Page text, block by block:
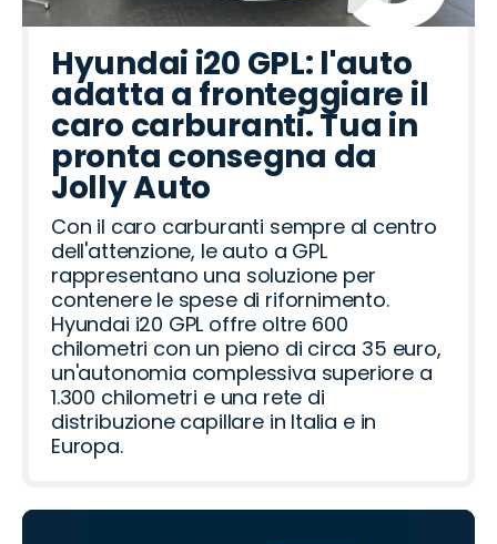
Hyundai i20 GPL: l'auto
adatta a fronteggiare il
caro carburanti. Tua in
pronta consegna da
Jolly Auto
Con il caro carburanti sempre al centro
dell'attenzione, le auto a GPL
rappresentano una soluzione per
contenere le spese di rifornimento.
Hyundai i20 GPL offre oltre 600
chilometri con un pieno di circa 35 euro,
un'autonomia complessiva superiore a
1.300 chilometri e una rete di
distribuzione capillare in Italia e in
Europa.